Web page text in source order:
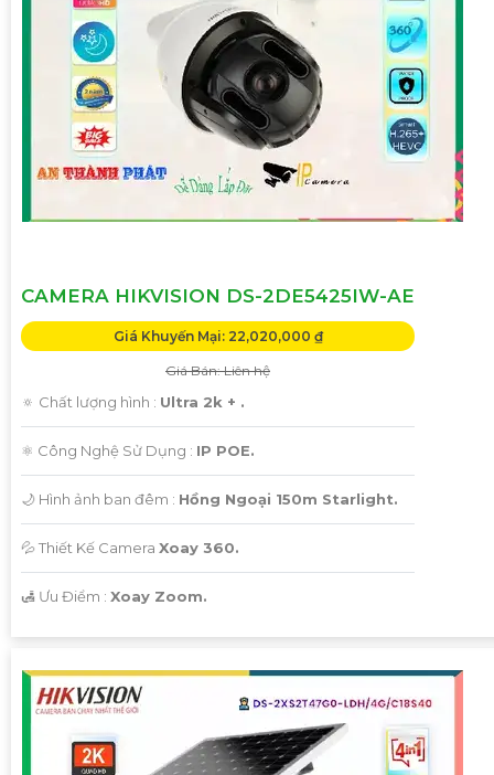
CAMERA HIKVISION DS-2DE5425IW-AE
Giá Khuyến Mại: 22,020,000 ₫
Giá Bán: Liên hệ
🔅 Chất lượng hình : Ultra 2k + .
⚛️ Công Nghệ Sử Dụng : IP POE.
🌙 Hình ảnh ban đêm : Hồng Ngoại 150m Starlight.
💦 Thiết Kế Camera Xoay 360.
️🛃 Ưu Điểm : Xoay Zoom.